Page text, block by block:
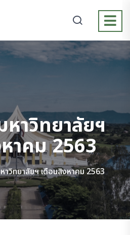
าวิทยาลัยฯ
าคม 2563
าวิทยาลัยฯ เดือนสิงหาคม 2563